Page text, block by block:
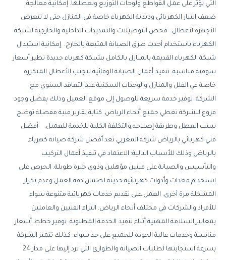
التي تؤثر على عمل القواطع ولوحات التوزيع وتعطلها. إمكانية معالجة
ضعف التيار الكهربائي وذبذبة الكهرباء خاصة في المنازل حتى لا تتعرض
الأجهزة لأعطال. فحص التوصيلات والتمديدات الداخلية والخارجية لشبكة
الكهرباء باستخدام أحدث طرق الصيانة المتبعة بالخارج. إمكانية استبدال
شبكة الكهرباء القديمة بالمنازل بالكامل بشبكة كهرباء جديدة نظير أسعار
سوقية مناسبة. تنفيذ أعمال الصيانة الوقائية لتجنب الأعطال المتكررة
خاصة في الفلل والمنازل والوحدات السكنية عند التعاقد السنوي مع
الشركة. توفير خدمة سريعة للوصول إلى موقع العميل وذلك بفضل وجود
فروع للشركة تغطي جميع أنحاء الرياض. كتابة تقارير فنية مفصلة توضح
سبب العطل وطريقة إصلاحه والتكلفة الكلية للخدمة للعميل. أفضل
فني كهربائي بالرياض شركة المغربي تعد أفضل شركة صيانة كهرباء
بالرياض وذلك للأسباب التالية: الاعتماد في تنفيذ أعمال التركيب
والتأسيس والصيانة على فنيين مؤهلين وذوي خبرة طويلة. الحرص على
استخدام معدات وأدوات كهربائية حديثة لضمان دقة العمل وعدم تكرار
المشكلة مرة أخرى. العمل على تقديم خدمات كهربائية متنوعة سواء
للأفراد والشركات في مختلف أنحاء الرياض. التزام الفنيين والعاملين
بمعايير السلامة المهنية أثناء تنفيذ الخدمة المطلوبة. توفير خطط أسعار
مناسبة وخدمات عالية الجودة للجميع على حد سواء. كذلك تتميز الشركة
بسرعة استجابتها لطلبات الصيانة والطوارئ التي ترد إليها على مدار 24